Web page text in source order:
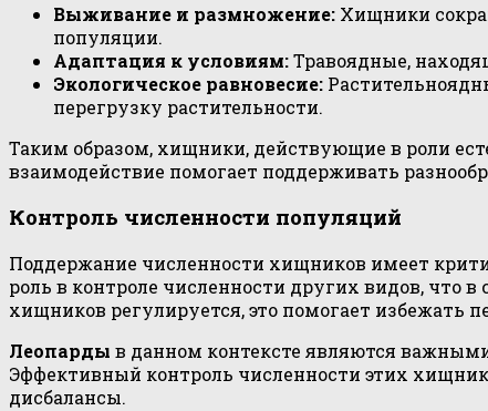
Выживание и размножение: Хищники
популяции.
Адаптация к условиям:Травоядные,
Экологическое равновесие:
перегрузку растительности.
Таким образом, хищники, действующие в роли
взаимодействие помогает поддерживать
Контроль численности популяций
Поддержание численности хищников имеет
роль в контроле численности других видов, что
хищников регулируется, это помогает избежать
Леопарды в данном контексте являются
Эффективный контроль численности этих
дисбалансы.